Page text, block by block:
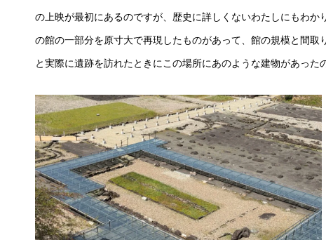
の上映が最初にあるのですが、歴史に詳しくないわたしにもわ
の館の一部分を原寸大で再現したものがあって、館の規模と間
と実際に遺跡を訪れたときにこの場所にあのような建物があった